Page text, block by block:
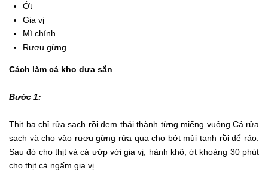
Ớt
Gia vị
Mì chính
Rượu gừng
Cách làm cá kho dưa sắn
Bước 1:
Thịt ba chỉ rửa sạch rồi đem thái thành từng miếng vuông.Cá rửa
sạch và cho vào rượu gừng rửa qua cho bớt mùi tanh rồi để ráo.
Sau đó cho thịt và cá ướp với gia vị, hành khô, ớt khoảng 30 phút
cho thịt cá ngấm gia vị.